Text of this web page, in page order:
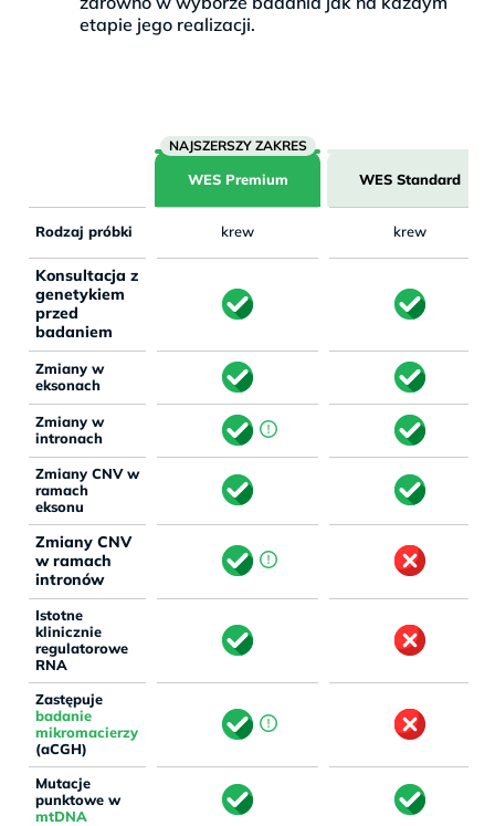
etapie jego realizacji.
WES Premium WES Standard
Rodzaj próbki krew krew
Konsultacja z
genetykiem
przed
badaniem
Zmiany w
eksonach
Zmiany w
intronach
Zmiany CNV w
ramach
eksonu
Zmiany CNV
w ramach
intronów
Istotne
klinicznie
regulatorowe
RNA
Zastępuje
badanie
mikromacierzy
(aCGH)
Mutacje
punktowe w
mtDNA